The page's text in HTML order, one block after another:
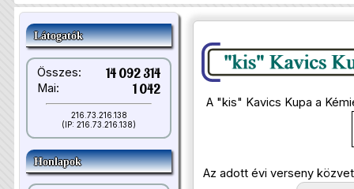
Látogatók
Összes: 14 092 314
Mai: 1 042
216.73.216.138
(IP: 216.73.216.138)
Honlapok
A "kis" Kavics Kupa a
Az adott évi verseny